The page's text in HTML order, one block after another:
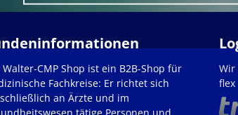
Walter-CMP Shop ist ein B2B-Shop für
Fachkreise: Er richtet sich
an Ärzte und im
Wir
flex